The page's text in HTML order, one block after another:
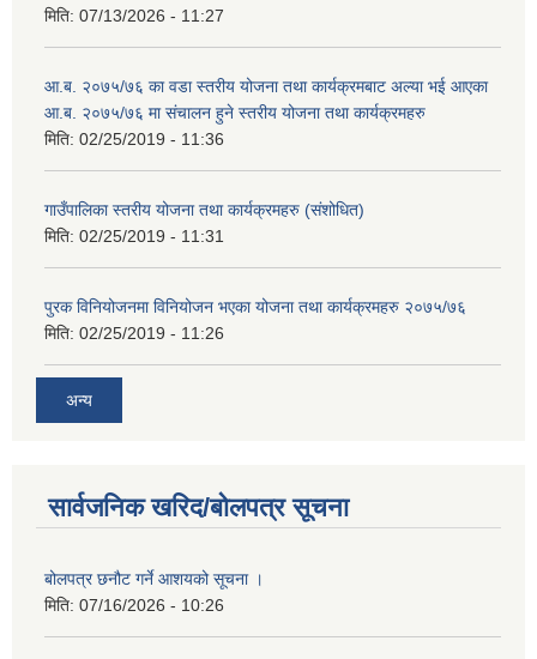
मिति: 07/13/2026 - 11:27
आ.ब. २०७५/७६ का वडा स्तरीय योजना तथा कार्यक्रमबाट अल्या भई आएका
आ.ब. २०७५/७६ मा स‌ंचालन हुने स्तरीय योजना तथा कार्यक्रमहरु
मिति: 02/25/2019 - 11:36
गाउँपालिका स्तरीय योजना तथा कार्यक्रमहरु (स‌ंशोधित)
मिति: 02/25/2019 - 11:31
पुरक विनियोजनमा विनियोजन भएका योजना तथा कार्यक्रमहरु २०७५/७६
मिति: 02/25/2019 - 11:26
अन्य
सार्वजनिक खरिद/बोलपत्र सूचना
बोलपत्र छनौट गर्ने आशयको सूचना ।
मिति: 07/16/2026 - 10:26